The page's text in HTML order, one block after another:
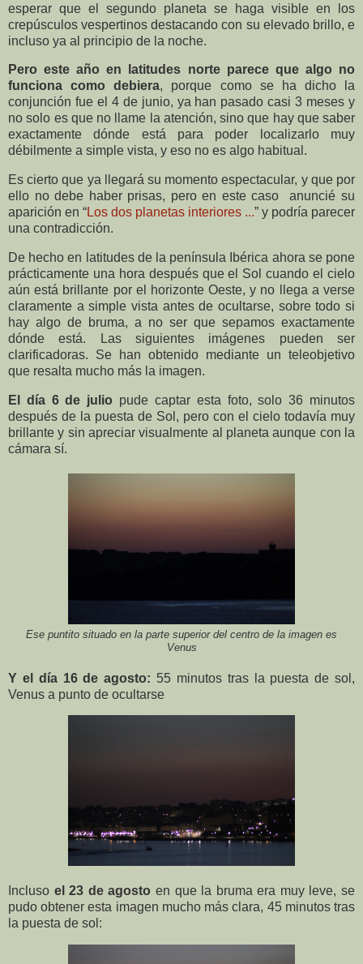
esperar que el segundo planeta se haga visible en los
crepúsculos vespertinos destacando con su elevado brillo, e
incluso ya al principio de la noche.
Pero este año en latitudes norte parece que algo no
funciona como debiera, porque como se ha dicho la
conjunción fue el 4 de junio, ya han pasado casi 3 meses y
no solo es que no llame la atención, sino que hay que saber
exactamente dónde está para poder localizarlo muy
débilmente a simple vista, y eso no es algo habitual.
Es cierto que ya llegará su momento espectacular, y que por
ello no debe haber prisas, pero en este caso anuncié su
aparición en “Los dos planetas interiores ...” y podría parecer
una contradicción.
De hecho en latitudes de la península Ibérica ahora se pone
prácticamente una hora después que el Sol cuando el cielo
aún está brillante por el horizonte Oeste, y no llega a verse
claramente a simple vista antes de ocultarse, sobre todo si
hay algo de bruma, a no ser que sepamos exactamente
dónde está. Las siguientes imágenes pueden ser
clarificadoras. Se han obtenido mediante un teleobjetivo
que resalta mucho más la imagen.
El día 6 de julio pude captar esta foto, solo 36 minutos
después de la puesta de Sol, pero con el cielo todavía muy
brillante y sin apreciar visualmente al planeta aunque con la
cámara sí.
Ese puntito situado en la parte superior del centro de la imagen es
Venus
Y el día 16 de agosto: 55 minutos tras la puesta de sol,
Venus a punto de ocultarse
Incluso el 23 de agosto en que la bruma era muy leve, se
pudo obtener esta imagen mucho más clara, 45 minutos tras
la puesta de sol: